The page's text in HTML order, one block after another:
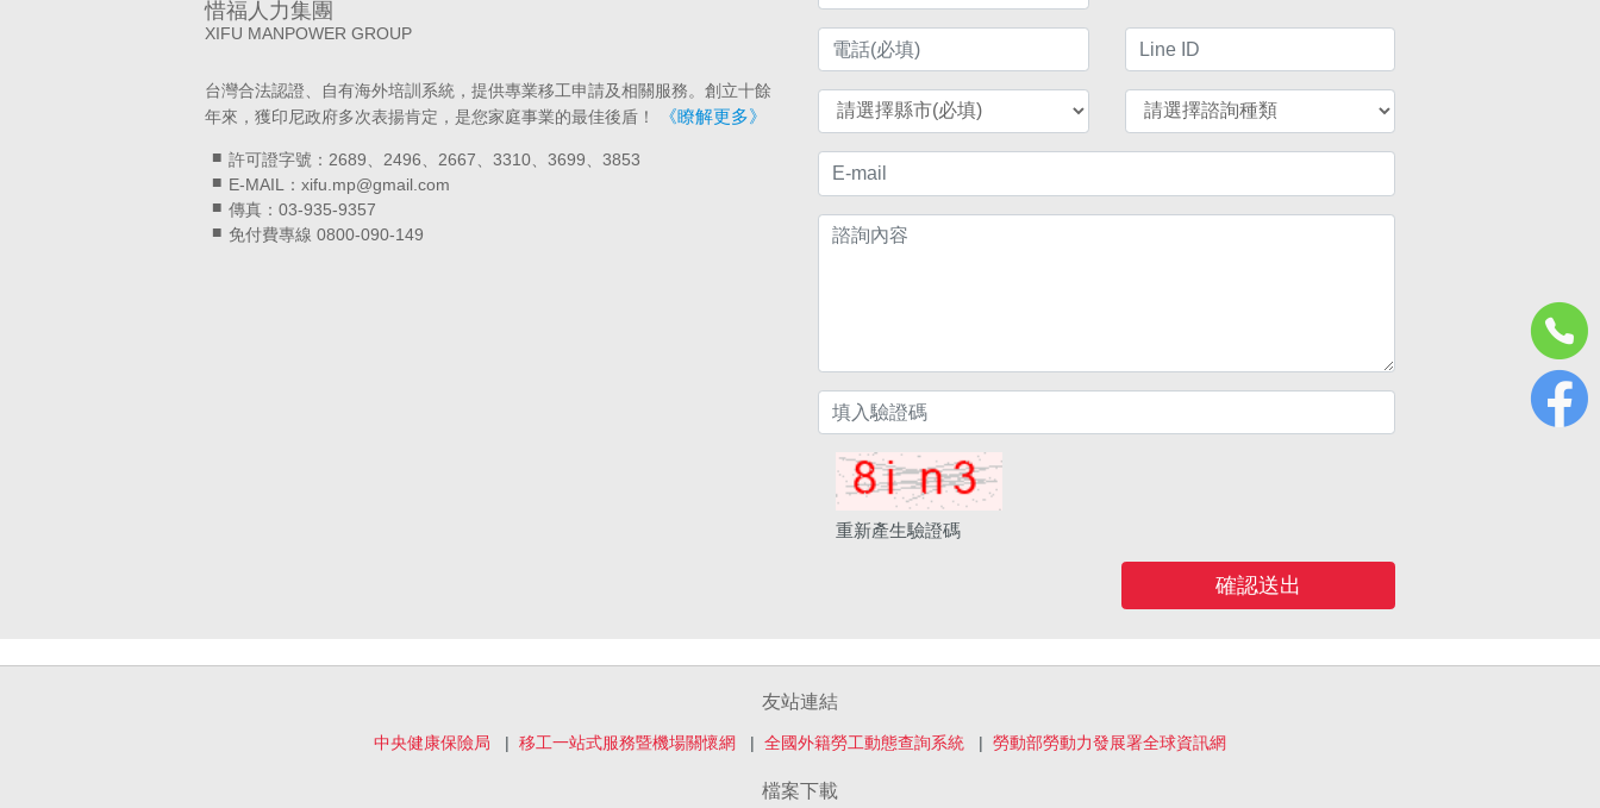
惜福人力集團
XIFU MANPOWER GROUP
台灣合法認證、自有海外培訓系統，提供專業移工申請及相關服務。創立十餘
年來，獲印尼政府多次表揚肯定，是您家庭事業的最佳後盾！
《瞭解更多》
許可證字號：2689、2496、2667、3310、3699、3853
E-MAIL：xifu.mp@gmail.com
傳真：03-935-9357
免付費專線 0800-090-149
重新產生驗證碼
確認送出
友站連結
中央健康保險局 移工一站式服務暨機場關懷網 全國外籍勞工動態查詢系統 勞動部勞動力發展署全球資訊網
檔案下載